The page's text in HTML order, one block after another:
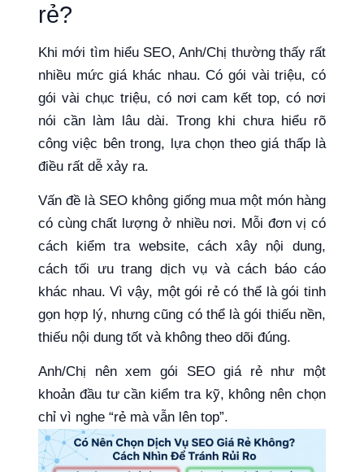
rẻ?
Khi mới tìm hiểu SEO, Anh/Chị thường thấy rất
nhiều mức giá khác nhau. Có gói vài triệu, có
gói vài chục triệu, có nơi cam kết top, có nơi
nói cần làm lâu dài. Trong khi chưa hiểu rõ
công việc bên trong, lựa chọn theo giá thấp là
điều rất dễ xảy ra.
Vấn đề là SEO không giống mua một món hàng
có cùng chất lượng ở nhiều nơi. Mỗi đơn vị có
cách kiểm tra website, cách xây nội dung,
cách tối ưu trang dịch vụ và cách báo cáo
khác nhau. Vì vậy, một gói rẻ có thể là gói tinh
gọn hợp lý, nhưng cũng có thể là gói thiếu nền,
thiếu nội dung tốt và không theo dõi đúng.
Anh/Chị nên xem gói SEO giá rẻ như một
khoản đầu tư cần kiểm tra kỹ, không nên chọn
chỉ vì nghe “rẻ mà vẫn lên top”.